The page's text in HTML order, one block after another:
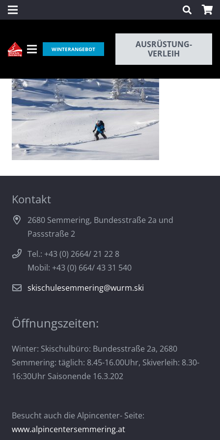
WINTERANGEBOT
AUSRÜSTUNG-
VERLEIH
Kontakt
2680 Semmering, Bundesstraße 2a und
Passstraße 2
Tel.: +43 (0) 2664/ 21 22 8
Mobil: +43 (0) 664/ 43 31 540
skischulesemmering@wurm.ski
Öffnungszeiten:
Winter: Skischulbüro: Bundesstraße 2a, 2680
Semmering: täglich: 8.45-16.00Uhr, Skiverleih: 8.30-
16:30Uhr Saisonende 16.3.202
Besucht auch die Alpincenter- Seite:
www.alpincentersemmering.at